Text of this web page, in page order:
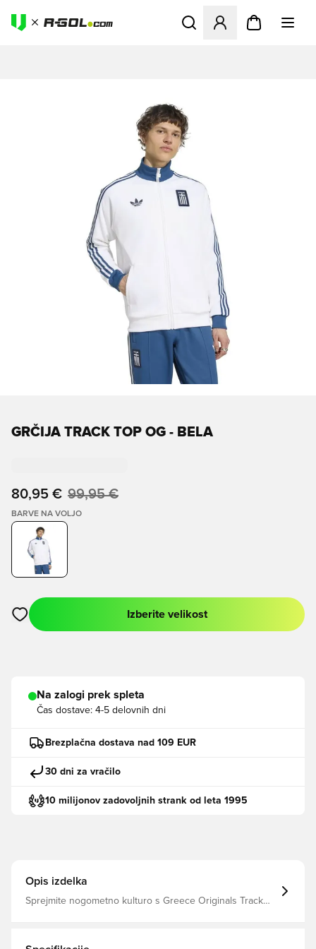
Odpre Modal za prijavo ali
GRČIJA TRACK TOP OG - BELA
80,95 € 99,95 €
BARVE NA VOLJO
Odpre Modal za prijavo ali vpis kot član
Izberite velikost
Na zalogi prek spleta
Čas dostave: 4-5 delovnih dni
Brezplačna dostava nad 109 EUR
30 dni za vračilo
10 milijonov zadovoljnih strank od leta 1995
Opis izdelka
Sprejmite nogometno kulturo s Greece Originals Track
za ljubitelje in iskalce sloga.Oblika z visokim izrezom,